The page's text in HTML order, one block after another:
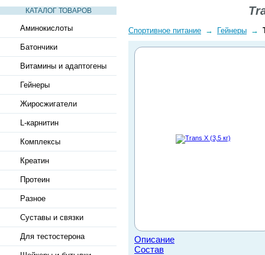
КАТАЛОГ ТОВАРОВ
Аминокислоты
Батончики
Витамины и адаптогены
Гейнеры
Жиросжигатели
L-карнитин
Комплексы
Креатин
Протеин
Разное
Суставы и связки
Для тестостерона
Спортивное питание → Гейнеры →
Описание
Состав